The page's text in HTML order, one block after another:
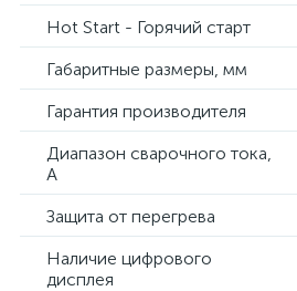
Hot Start - Горячий старт
Габаритные размеры, мм
Гарантия производителя
Диапазон сварочного тока,
А
Защита от перегрева
Наличие цифрового
дисплея